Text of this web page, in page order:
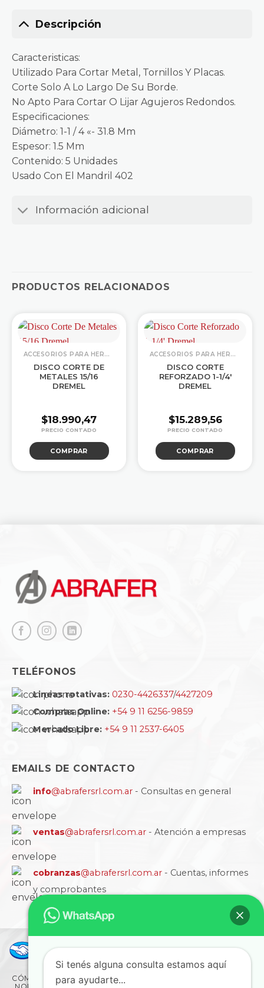
Descripción
Caracteristicas:
Utilizado Para Cortar Metal, Tornillos Y Placas.
Corte Solo A Lo Largo De Su Borde.
No Apto Para Cortar O Lijar Agujeros Redondos.
Especificaciones:
Diámetro: 1-1 / 4 «- 31.8 Mm
Espesor: 1.5 Mm
Contenido: 5 Unidades
Usado Con El Mandril 402
Información adicional
PRODUCTOS RELACIONADOS
ACCESORIOS PARA HERRAMIENTAS
DISCO CORTE DE
METALES 15/16
DREMEL
$18.990,47
COMPRAR
ACCESORIOS PARA HERRAMIENTAS
DISCO CORTE
REFORZADO 1-1/4′
DREMEL
$15.289,56
COMPRAR
TELÉFONOS
Lineas rotativas: 0230-4426337/4427209
Compras Online: +54 9 11 6256-9859
Mercado Libre: +54 9 11 2537-6405
EMAILS DE CONTACTO
info@abrafersrl.com.ar - Consultas en general
ventas@abrafersrl.com.ar - Atención a empresas
cobranzas@abrafersrl.com.ar - Cuentas, informes
y comprobantes
CÓMO COMPRAR CONDICIONES
Si tenés alguna consulta estamos aquí
para ayudarte...